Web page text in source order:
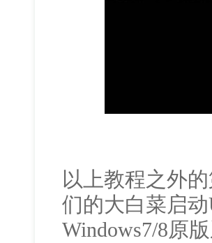
以上教程之外
们的大白菜启
Windows7/8原